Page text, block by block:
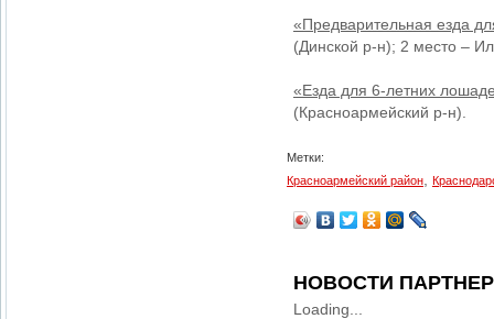
«Предварительная езда
(Динской р-н); 2 место –
«Езда для 6-летних
(Красноармейский р-н).
Метки:
Красноармейский район
НОВОСТИ
Loading...